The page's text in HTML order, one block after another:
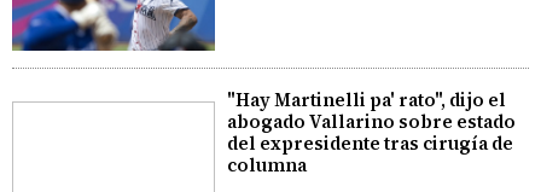
"Hay Martinelli pa' rato", dijo el
abogado Vallarino sobre estado
del expresidente tras cirugía de
columna